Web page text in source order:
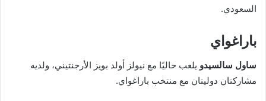
السعودي.
باراغواي
ساول سالسيدو يلعب حاليًا مع نيولز أولد بويز الأرجنتيني، ولديه
مشاركتان دوليتان مع منتخب باراغواي.